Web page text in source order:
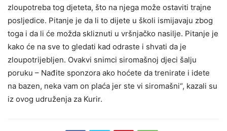
zloupotreba tog djeteta, što na njega može ostaviti trajne
posljedice. Pitanje je da li to dijete u školi ismijavaju zbog
toga i da li će možda skliznuti u vršnjačko nasilje. Pitanje je
kako će na sve to gledati kad odraste i shvati da je
zloupotrijebljen. Ovakvi snimci siromašnoj djeci šalju
poruku – Nađite sponzora ako hoćete da trenirate i idete
na bazen, neka vam on plaća jer ste vi siromašni“, kazali su
iz ovog udruženja za Kurir.